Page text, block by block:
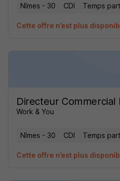
Nîmes - 30 CDI Temps
Cette offre n’est plus
Directeur Commercial
Work & You
Nîmes - 30 CDI Temps
Cette offre n’est plus